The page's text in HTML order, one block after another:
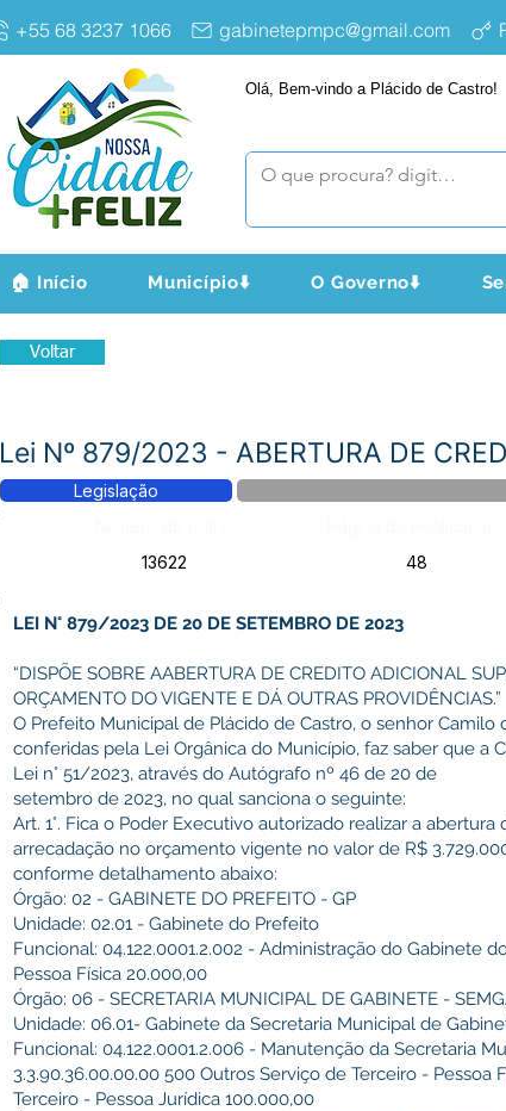
+55 68 3237 1066 gabinetepmpc@gmail.com
Olá, Bem-vindo a Plácido de Castro!
🏠 Início Município⬇️ O Governo⬇️
Voltar
Lei Nº 879/2023 - ABERTURA DE
Legislação
13622
48
LEI N° 879/2023 DE 20 DE SETEMBRO DE 2023
“DISPÕE SOBRE AABERTURA DE CREDITO ADICIONAL
ORÇAMENTO DO VIGENTE E DÁ OUTRAS PROVIDÊNCIAS.”
O Prefeito Municipal de Plácido de Castro, o senhor
conferidas pela Lei Orgânica do Município, faz saber que a
Lei n° 51/2023, através do Autógrafo nº 46 de 20 de
setembro de 2023, no qual sanciona o seguinte:
Art. 1°. Fica o Poder Executivo autorizado realizar a
arrecadação no orçamento vigente no valor de R$
conforme detalhamento abaixo:
Órgão: 02 - GABINETE DO PREFEITO - GP
Unidade: 02.01 - Gabinete do Prefeito
Funcional: 04.122.0001.2.002 - Administração do Gabinete
Pessoa Física 20.000,00
Órgão: 06 - SECRETARIA MUNICIPAL DE GABINETE -
Unidade: 06.01- Gabinete da Secretaria Municipal de
Funcional: 04.122.0001.2.006 - Manutenção da Secretaria
3.3.90.36.00.00.00 500 Outros Serviço de Terceiro -
Terceiro - Pessoa Jurídica 100.000,00